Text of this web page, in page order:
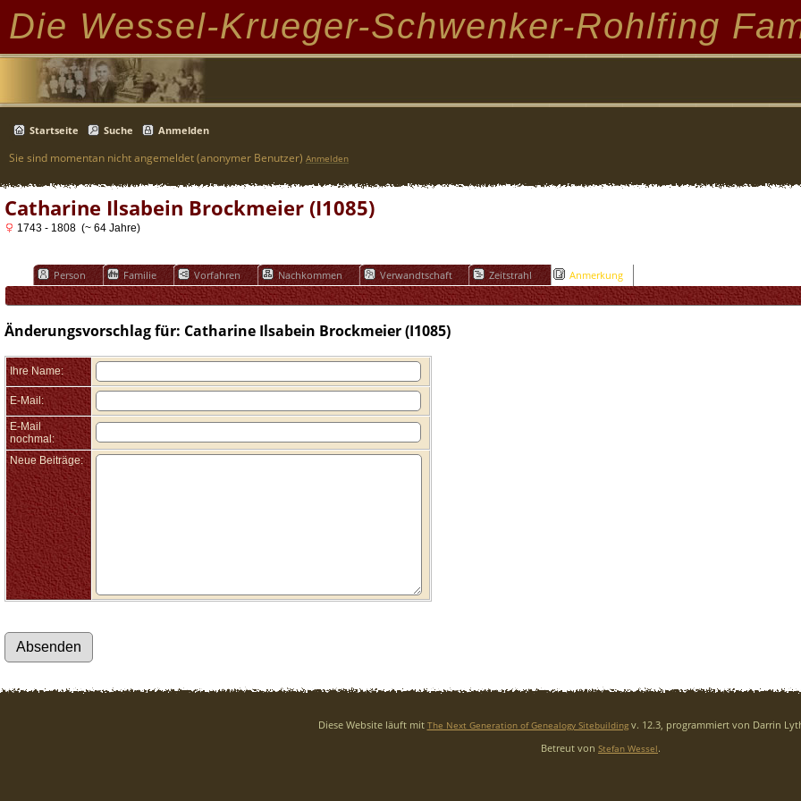
Die Wessel-Krueger-Schwenker-Rohlfing
Startseite Suche Anmelden
Sie sind momentan nicht angemeldet (anonymer Benutzer) Anmelden
Catharine Ilsabein Brockmeier (I1085)
1743 - 1808 (~ 64 Jahre)
Person Familie Vorfahren Nachkommen Verwandtschaft Zeitstrahl Anmerkung
Änderungsvorschlag für: Catharine Ilsabein Brockmeier (I1085)
Ihre Name:
E-Mail:
E-Mail
nochmal:
Neue Beiträge:
Diese Website läuft mit The Next Generation of Genealogy Sitebuildingv. 12.3, programmiert von Darrin
Betreut von Stefan Wessel.